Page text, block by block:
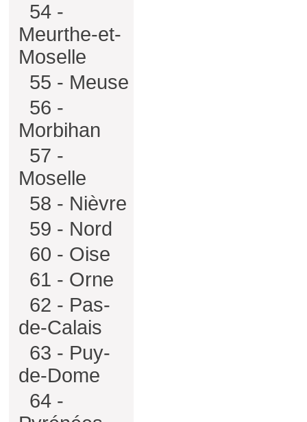
54 -
Meurthe-et-
Moselle
55 - Meuse
56 -
Morbihan
57 -
Moselle
58 - Nièvre
59 - Nord
60 - Oise
61 - Orne
62 - Pas-
de-Calais
63 - Puy-
de-Dome
64 -